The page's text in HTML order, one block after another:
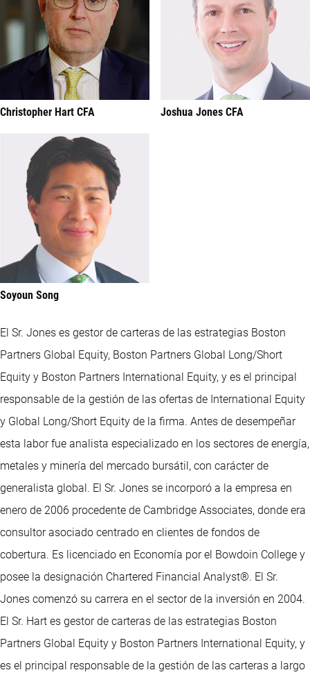
Christopher Hart CFA Joshua Jones CFA
Soyoun Song
El Sr. Jones es gestor de carteras de las estrategias Boston
Partners Global Equity, Boston Partners Global Long/Short
Equity y Boston Partners International Equity, y es el principal
responsable de la gestión de las ofertas de International Equity
y Global Long/Short Equity de la firma. Antes de desempeñar
esta labor fue analista especializado en los sectores de energía,
metales y minería del mercado bursátil, con carácter de
generalista global. El Sr. Jones se incorporó a la empresa en
enero de 2006 procedente de Cambridge Associates, donde era
consultor asociado centrado en clientes de fondos de
cobertura. Es licenciado en Economía por el Bowdoin College y
posee la designación Chartered Financial Analyst®. El Sr.
Jones comenzó su carrera en el sector de la inversión en 2004.
El Sr. Hart es gestor de carteras de las estrategias Boston
Partners Global Equity y Boston Partners International Equity, y
es el principal responsable de la gestión de las carteras a largo